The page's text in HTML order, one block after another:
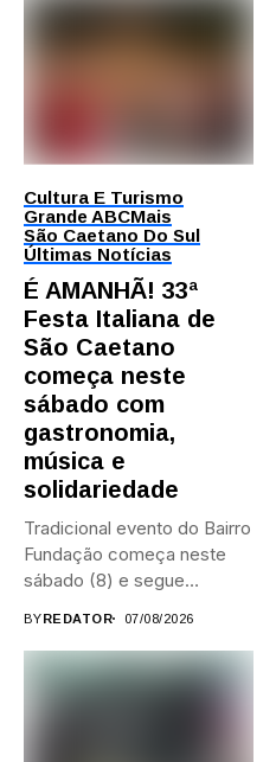
Cultura E Turismo
Grande ABCMais
São Caetano Do Sul
Últimas Notícias
É AMANHÃ! 33ª
Festa Italiana de
São Caetano
começa neste
sábado com
gastronomia,
música e
solidariedade
Tradicional evento do Bairro
Fundação começa neste
sábado (8) e segue
BYREDATOR 07/08/2026